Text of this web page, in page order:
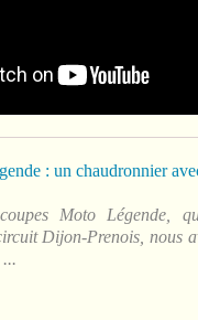
Moto Légende,
Dijon-Prenois, nous